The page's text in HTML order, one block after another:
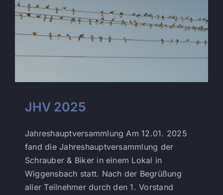
JHV 2025
Jahreshauptversammlung Am 12.01. 2025
fand die Jahreshauptversammlung der
Schrauber & Biker in einem Lokal in
Wiggensbach statt. Nach der Begrüßung
aller Teilnehmer durch den 1. Vorstand